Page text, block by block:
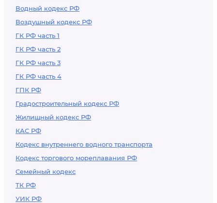
Водный кодекс РФ
Воздушный кодекс РФ
ГК РФ часть 1
ГК РФ часть 2
ГК РФ часть 3
ГК РФ часть 4
ГПК РФ
Градостроительный кодекс РФ
Жилищный кодекс РФ
КАС РФ
Кодекс внутреннего водного транспорта
Кодекс торгового мореплавания РФ
Семейный кодекс
ТК РФ
УИК РФ